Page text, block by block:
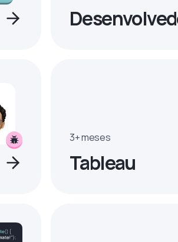
3+ meses
Tableau